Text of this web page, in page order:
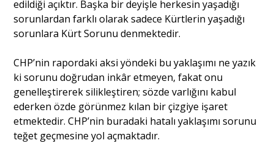
edildiği açıktır. Başka bir deyişle herkesin yaşadığı
sorunlardan farklı olarak sadece Kürtlerin yaşadığı
sorunlara Kürt Sorunu denmektedir.
CHP’nin rapordaki aksi yöndeki bu yaklaşımı ne yazık
ki sorunu doğrudan inkâr etmeyen, fakat onu
genelleştirerek silikleştiren; sözde varlığını kabul
ederken özde görünmez kılan bir çizgiye işaret
etmektedir. CHP’nin buradaki hatalı yaklaşımı sorunu
teğet geçmesine yol açmaktadır.